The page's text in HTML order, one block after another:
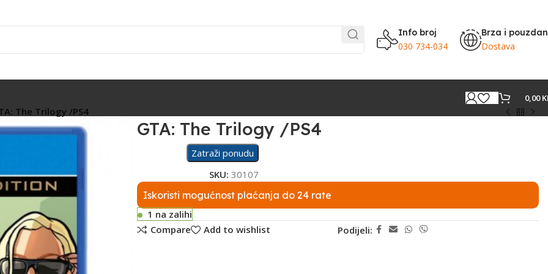
Info broj
030 734-034
Brza i
Dostava
0,00
The Trilogy /PS4
GTA: The Trilogy /PS4
Zatraži ponudu
SKU: 30107
Iskoristi mogućnost plaćanja do 24 rate
1 na zalihi
Compare
Add to wishlist Podijeli: